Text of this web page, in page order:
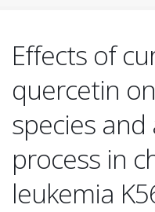
Effects of
quercetin
species
process in
leukemia